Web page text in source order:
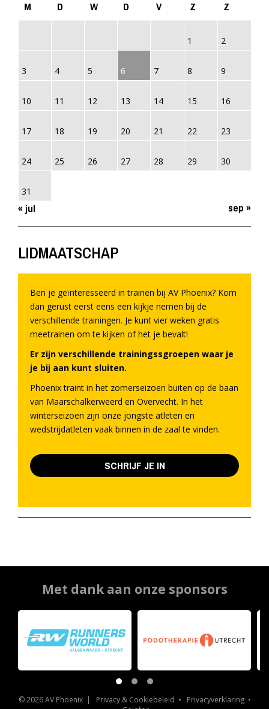
M
D W D V Z Z
1 2
3 4 5 6 7 8 9
10 11 12 13 14 15 16
17 18 19 20 21 22 23
24 25 26 27 28 29 30
31
« jul sep »
LIDMAATSCHAP
Ben je geïnteresseerd in trainen bij AV Phoenix? Kom
dan gerust eerst eens een kijkje nemen bij de
verschillende trainingen. Je kunt vier weken gratis
meetrainen om te kijken of het je bevalt!
Er zijn verschillende trainingssgroepen waar je
je bij aan kunt sluiten.
Phoenix traint in het zomerseizoen buiten op de baan
van Maarschalkerweerd en Overvecht. In het
winterseizoen zijn onze jongste atleten en
wedstrijdatleten vaak binnen in de zaal te vinden.
SCHRIJF JE IN
Met dank aan onze sponsors
© 2026 AV Phoenix | Privacy & Cookiebeleid • Privacyverklaring•